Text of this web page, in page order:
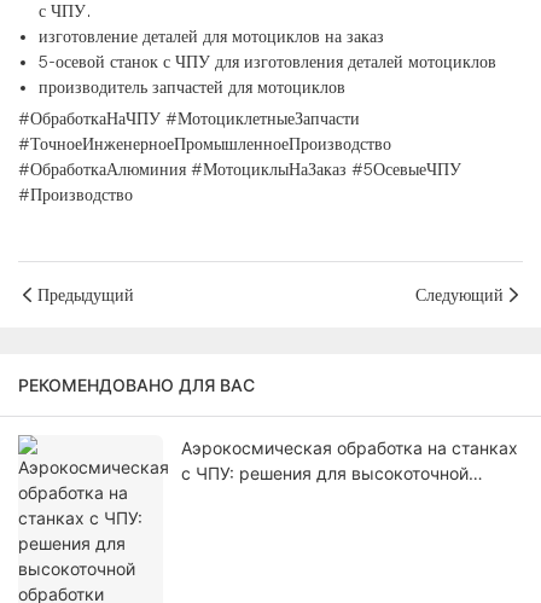
с ЧПУ.
изготовление деталей для мотоциклов на заказ
5-осевой станок с ЧПУ для изготовления деталей мотоциклов
производитель запчастей для мотоциклов
#ОбработкаНаЧПУ #МотоциклетныеЗапчасти
#ТочноеИнженерноеПромышленноеПроизводство
#ОбработкаАлюминия #МотоциклыНаЗаказ #5ОсевыеЧПУ
#Производство
Предыдущий Следующий
РЕКОМЕНДОВАНО ДЛЯ ВАС
Аэрокосмическая обработка на станках
с ЧПУ: решения для высокоточной